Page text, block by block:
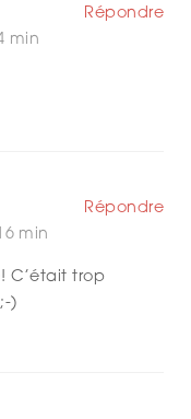
min
Répondre
min
C’était trop
)
Répondre